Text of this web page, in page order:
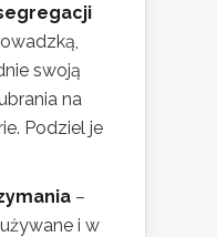
swoją
na
Podziel je
–
i w